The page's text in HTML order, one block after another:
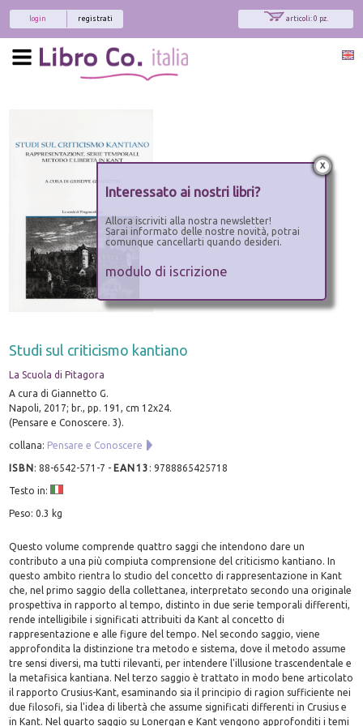
articoli: 0 pz.
registrati
login
Studi sul criticismo kantiano
La Scuola di Pitagora
A cura di Giannetto G.
Napoli, 2017; br., pp. 191, cm 12x24.
(Pensare e Conoscere. 3).
collana: Pensare e Conoscere
ISBN:88-6542-571-7 - EAN13 :9788865425718
Testo in:
Peso: 0.3 kg
Questo volume comprende quattro saggi che intendono dare un
contributo a una più compiuta comprensione del criticismo kantiano. In
questo ambito rientra lo studio del concetto di rappresentazione in Kant
che, nel primo saggio della collettanea, interpretato secondo una originale
prospettiva in rapporto al tempo, distinto in due serie temporali differenti,
rende intelligibile i significati attribuiti da Kant al concetto di
rappresentazione e alle figure del tempo. Nel secondo saggio, viene
approfondita la distinzione tra metodo e sistema, dove il metodo assume
tre sensi diversi, ma tutti rilevanti, per intendere l'illusione trascendentale e
la metafisica kantiana. Nel terzo saggio è trattato in modo bene articolato
il rapporto Crusius-Kant, esaminando sia il principio di ragion sufficiente nei
due filosofi, sia l'idea di libertà che assume significati differenti in Crusius e
in Kant. Nel quarto saggio su Lonergan e Kant vengono approfonditi i temi
x
Interessato ai nostri libri?
Allora iscriviti alla nostra newsletter!
Sarai informato delle nostre novità, potrai
comunque cancellarti quando desideri.
modulo di iscrizione